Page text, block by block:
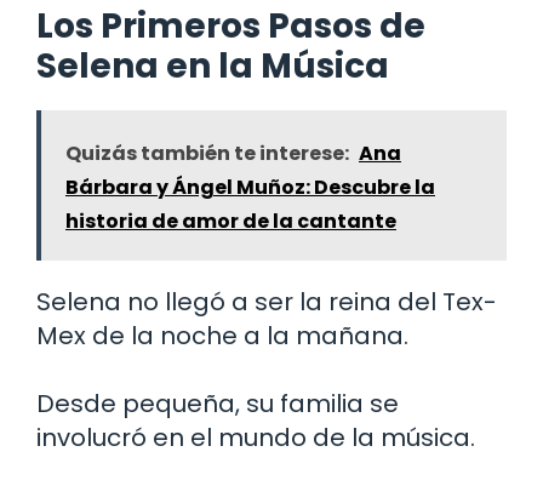
Los Primeros Pasos de
Selena en la Música
Quizás también te interese: Ana
Bárbara y Ángel Muñoz: Descubre la
historia de amor de la cantante
Selena no llegó a ser la reina del Tex-
Mex de la noche a la mañana.
Desde pequeña, su familia se
involucró en el mundo de la música.